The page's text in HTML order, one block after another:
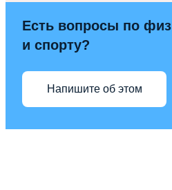
Есть вопросы по
и спорту?
Напишите об этом